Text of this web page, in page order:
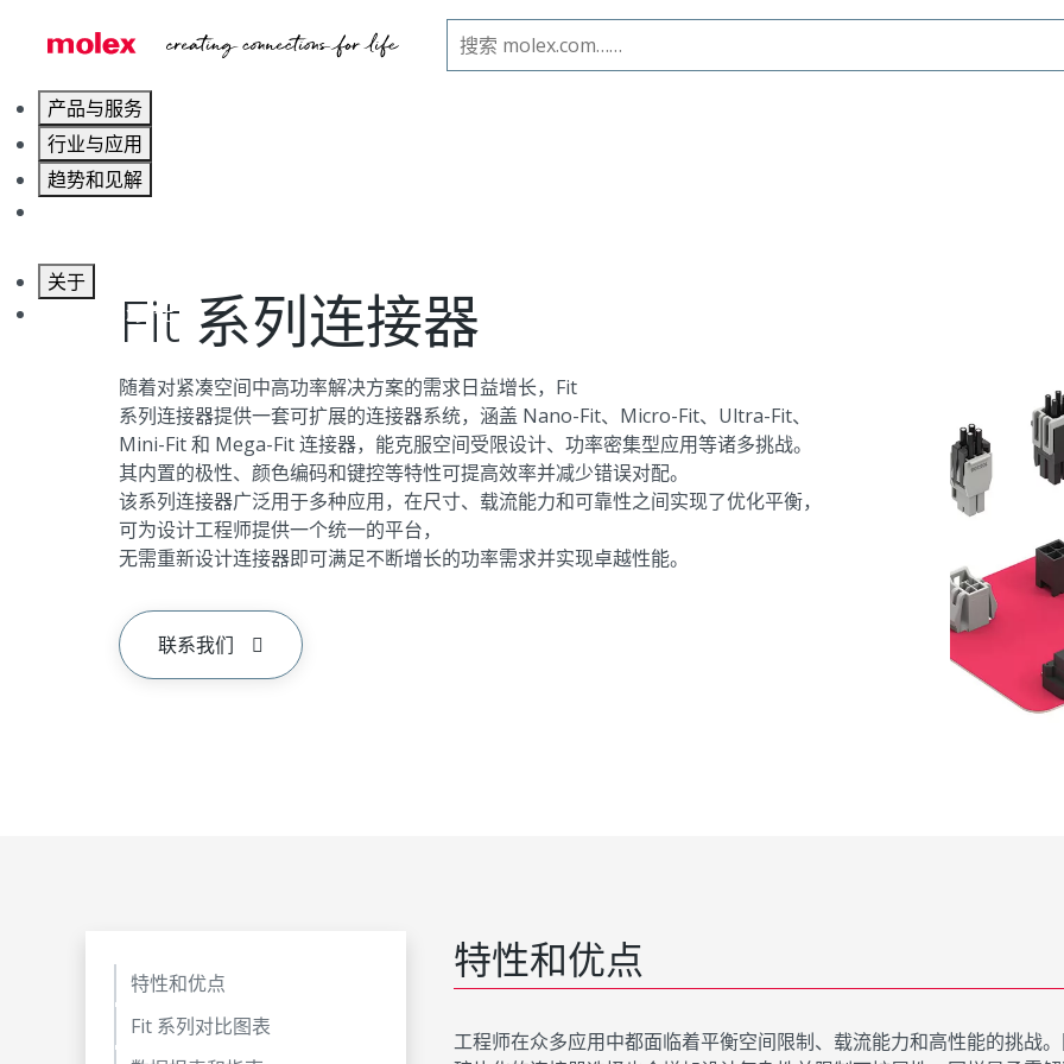
产品与服务
行业与应用
趋势和见解
关于
联系 Molex莫仕Fit 系列连接器
随着对紧凑空间中高功率解决方案的需求日益增长，Fit
系列连接器提供一套可扩展的连接器系统，涵盖 Nano-Fit、Micro-Fit、Ultra-Fit、
Mini-Fit 和 Mega-Fit 连接器，能克服空间受限设计、功率密集型应用等诸多挑战。
其内置的极性、颜色编码和键控等特性可提高效率并减少错误对配。
该系列连接器广泛用于多种应用，在尺寸、载流能力和可靠性之间实现了优化平衡，
可为设计工程师提供一个统一的平台，
无需重新设计连接器即可满足不断增长的功率需求并实现卓越性能。
联系我们
特性和优点
Fit 系列对比图表
特性和优点
工程师在众多应用中都面临着平衡空间限制、载流能力和高性能的挑战